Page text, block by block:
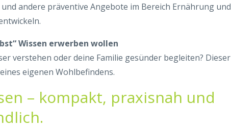
andere präventive Angebote im Bereich Ernährung und
Wissen erwerben wollen
verstehen oder deine Familie gesünder begleiten? Dieser
eigenen Wohlbefindens.
– kompakt, praxisnah und